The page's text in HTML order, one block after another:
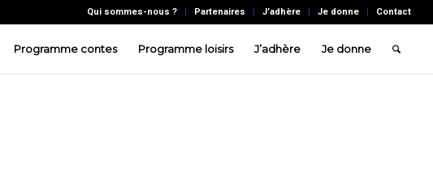
Qui sommes-nous ? Partenaires J’adhère Je donne Contact
Programme contes Programme loisirs J’adhère Je donne